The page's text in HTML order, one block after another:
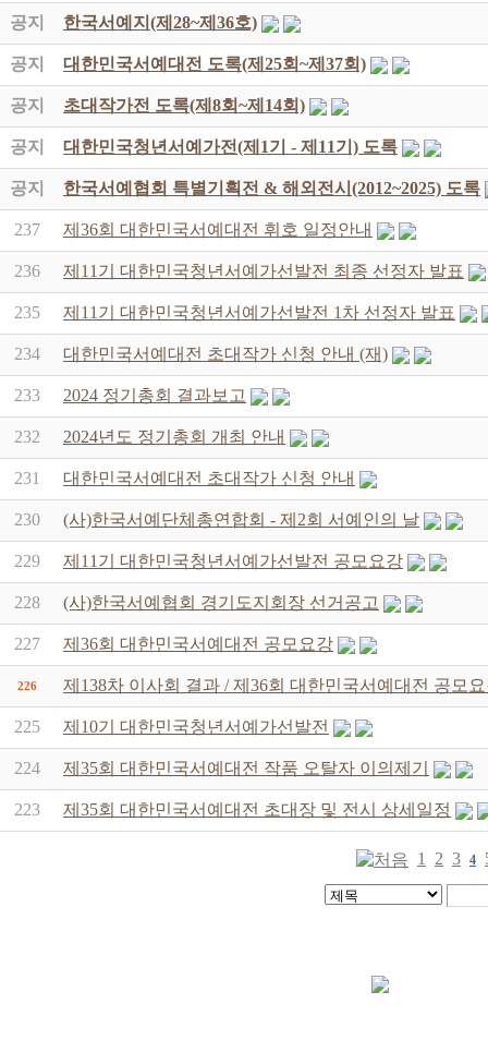
공지 한국서예지(제28~제36호)
공지 대한민국서예대전 도록(제25회~제37회)
공지 초대작가전 도록(제8회~제14회)
공지 대한민국청년서예가전(제1기 - 제11기) 도록
공지 한국서예협회 특별기획전 & 해외전시(2012~2025) 도록
237 제36회 대한민국서예대전 휘호 일정안내
236 제11기 대한민국청년서예가선발전 최종 선정자 발표
235 제11기 대한민국청년서예가선발전 1차 선정자 발표
234 대한민국서예대전 초대작가 신청 안내 (재)
233 2024 정기총회 결과보고
232 2024년도 정기총회 개최 안내
231 대한민국서예대전 초대작가 신청 안내
230 (사)한국서예단체총연합회 - 제2회 서예인의 날
229 제11기 대한민국청년서예가선발전 공모요강
228 (사)한국서예협회 경기도지회장 선거공고
227 제36회 대한민국서예대전 공모요강
226 제138차 이사회 결과 / 제36회 대한민국서예대전 공모
225 제10기 대한민국청년서예가선발전
224 제35회 대한민국서예대전 작품 오탈자 이의제기
223 제35회 대한민국서예대전 초대장 및 전시 상세일정
1 2 3 4